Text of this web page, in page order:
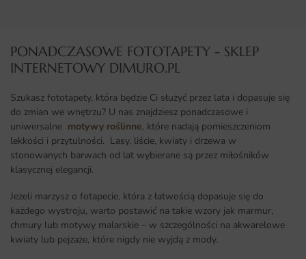
PONADCZASOWE FOTOTAPETY - SKLEP
INTERNETOWY DIMURO.PL​
Szukasz fototapety, która będzie Ci służyć przez lata i dopasuje się
do zmian we wnętrzu? U nas znajdziesz ponadczasowe i
uniwersalne motywy roślinne, które nadają pomieszczeniom
lekkości i przytulności. Lasy, liście, kwiaty i drzewa w
stonowanych barwach od lat wybierane są przez miłośników
klasycznej elegancji.
Jeżeli marzysz o fotapecie, która z łatwością dopasuje się do
każdego wystroju, warto postawić na takie wzory jak marmur,
chmury lub motywy malarskie – w szczególności na akwarelowe
kwiaty lub pejzaże, które nigdy nie wyjdą z mody.